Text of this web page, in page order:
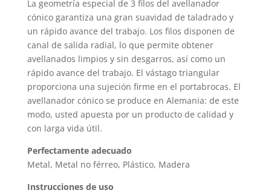
La geometría especial de 3 filos del avellanador
cónico garantiza una gran suavidad de taladrado y
un rápido avance del trabajo. Los filos disponen de
canal de salida radial, lo que permite obtener
avellanados limpios y sin desgarros, así como un
rápido avance del trabajo. El vástago triangular
proporciona una sujeción firme en el portabrocas. El
avellanador cónico se produce en Alemania: de este
modo, usted apuesta por un producto de calidad y
con larga vida útil.
Perfectamente adecuado
Metal, Metal no férreo, Plástico, Madera
Instrucciones de uso